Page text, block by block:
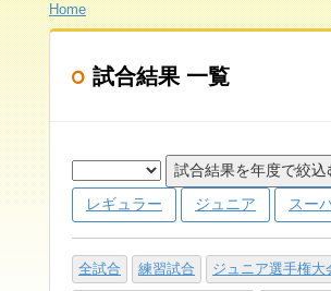
Home
試合結果 一覧
試合結果を年度で絞込
レギュラー ジュニア スー
全試合 練習試合 ジュニア選手権大